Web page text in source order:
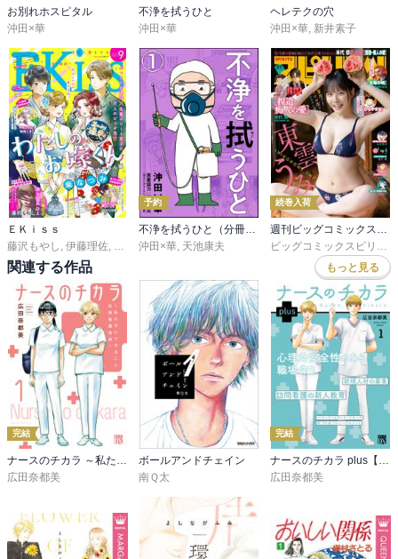
お別れホスピタル
沖田×華
不浄を拭うひと
沖田×華
ヘレテクの穴
沖田×華, 新井素子
ＥＫｉｓｓ
藤沢もやし 伊藤理佐 柴なつみ,二ノ宮知子,藤あさひ 井上霞,ばったん, 有賀リエ
予約
沖田×華 天池康夫
続巻入荷
関連する作品 もっと見る
完結
ナースのチカラ ～私たちにできること 訪問看護物語～
広田奈都美
ボールアンドチェイン
南Ｑ太
完結
ナースのチカラ plus【電子単行本】
広田奈都美